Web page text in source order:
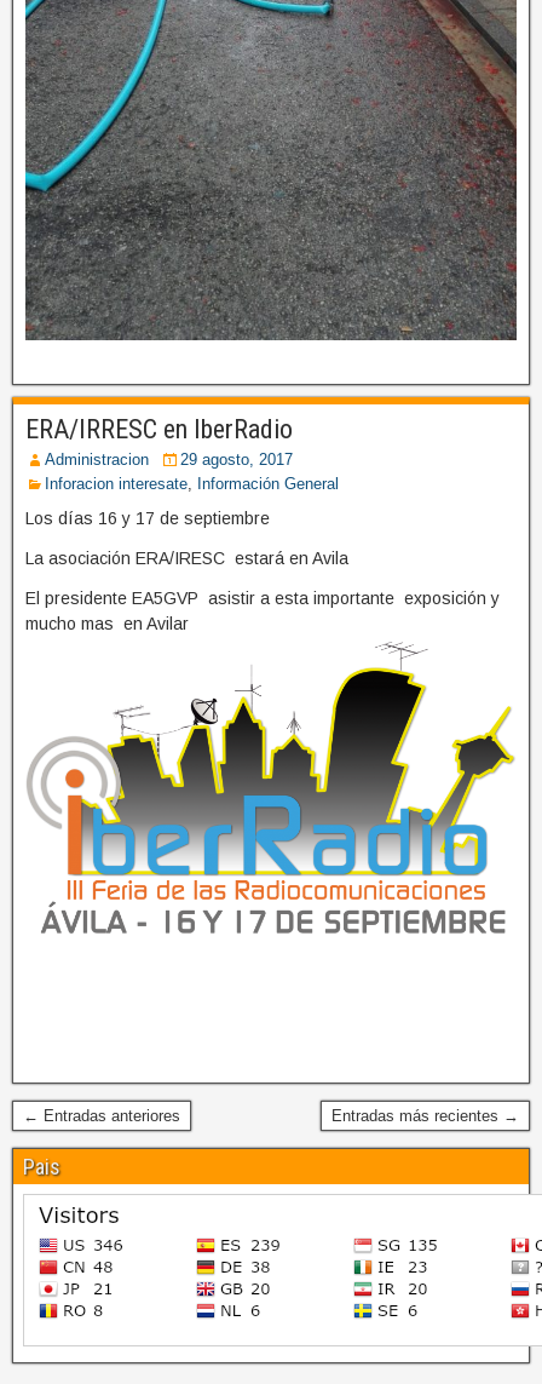
ERA/IRRESC en IberRadio
Administracion
29 agosto, 2017
Inforacion interesate
Información General
Los días 16 y 17 de septiembre
La asociación ERA/IRESC estará en Avila
El presidente EA5GVP asistir a esta importante exposición y
mucho mas en Avilar
← Entradas anteriores Entradas más recientes →
Pais